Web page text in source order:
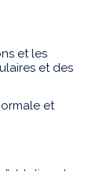
et les
et des
et